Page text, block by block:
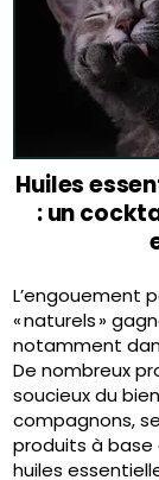
Huiles
: un
L’engouement
« naturels »
notamment
De nombreux
soucieux du
compagnons,
produits à
huiles